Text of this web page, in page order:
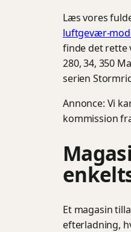
Læs vores
luftgevær-
finde det rette
280, 34, 350
serien
Annonce: Vi
kommission
Et magasin
efterladning,